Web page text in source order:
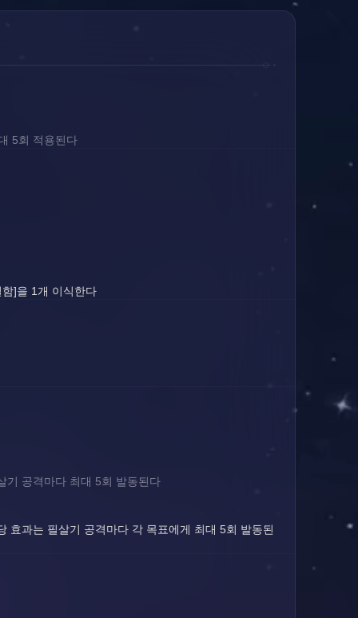
5회 적용된다
]을 1개 이식한다
기 공격마다 최대 5회 발동된다
효과는 필살기 공격마다 각 목표에게 최대 5회 발동된